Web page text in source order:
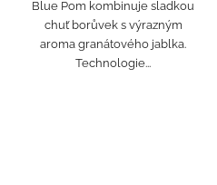
Blue Pom kombinuje sladkou
chuť borůvek s výrazným
aroma granátového jablka.
Technologie...